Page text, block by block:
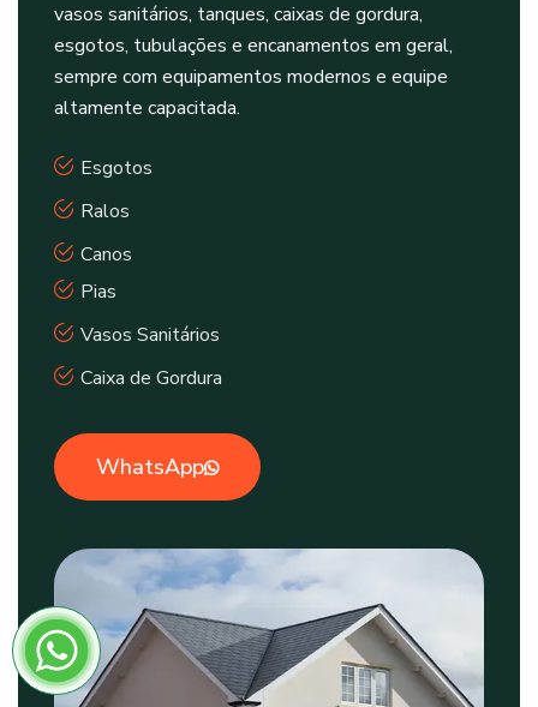
vasos sanitários, tanques, caixas de gordura,
esgotos, tubulações e encanamentos em geral,
sempre com equipamentos modernos e equipe
altamente capacitada.
Esgotos
Ralos
Canos
Pias
Vasos Sanitários
Caixa de Gordura
WhatsApp